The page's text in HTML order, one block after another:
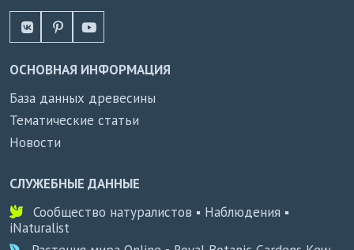
ОСНОВНАЯ ИНФОРМАЦИЯ
База данных древесины
Тематические статьи
Новости
СЛУЖЕБНЫЕ ДАННЫЕ
Сообщество натуралистов ▪ Наблюдения ▪
iNaturalist